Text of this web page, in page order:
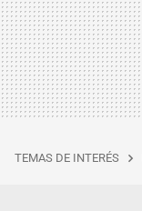
TEMAS DE INTERÉS